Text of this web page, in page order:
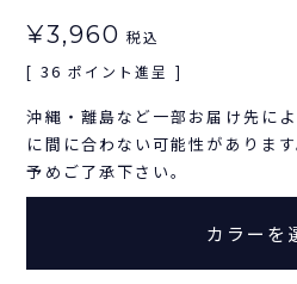
¥3,960 税込
[ 36 ポイント進呈 ]
沖縄・離島など一部お届け先に
に間に合わない可能性があります
予めご了承下さい。
カラーを